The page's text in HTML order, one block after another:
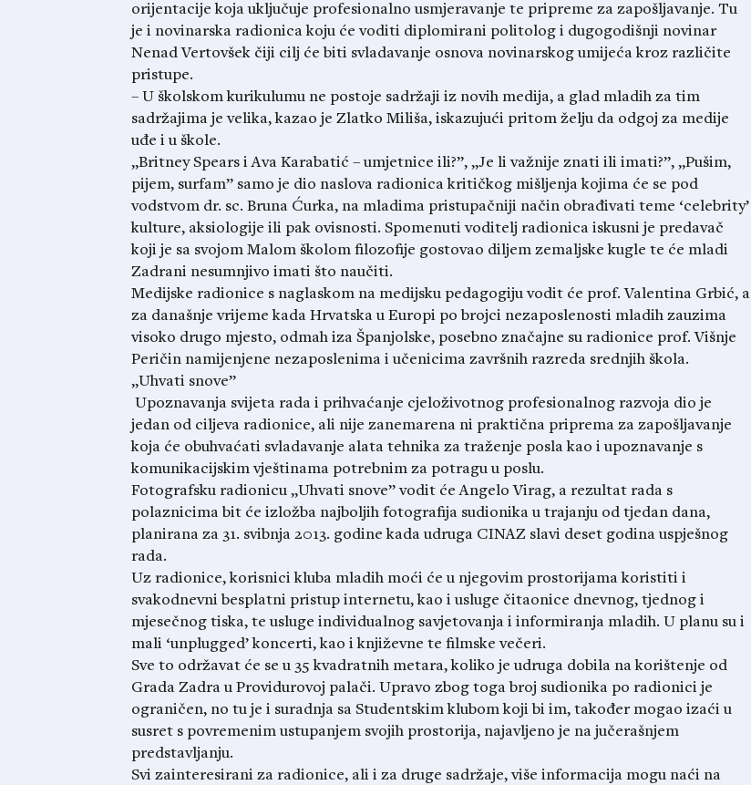
orijentacije koja uključuje profesionalno usmjeravanje te pripreme za zapošljavanje. Tu
je i novinarska radionica koju će voditi diplomirani politolog i dugogodišnji novinar
Nenad Vertovšek čiji cilj će biti svladavanje osnova novinarskog umijeća kroz različite
pristupe.
– U školskom kurikulumu ne postoje sadržaji iz novih medija, a glad mladih za tim
sadržajima je velika, kazao je Zlatko Miliša, iskazujući pritom želju da odgoj za medije
uđe i u škole.
„Britney Spears i Ava Karabatić – umjetnice ili?”, „Je li važnije znati ili imati?”, „Pušim,
pijem, surfam” samo je dio naslova radionica kritičkog mišljenja kojima će se pod
vodstvom dr. sc. Bruna Ćurka, na mladima pristupačniji način obrađivati teme ‘celebrity’
kulture, aksiologije ili pak ovisnosti. Spomenuti voditelj radionica iskusni je predavač
koji je sa svojom Malom školom filozofije gostovao diljem zemaljske kugle te će mladi
Zadrani nesumnjivo imati što naučiti.
Medijske radionice s naglaskom na medijsku pedagogiju vodit će prof. Valentina Grbić, a
za današnje vrijeme kada Hrvatska u Europi po brojci nezaposlenosti mladih zauzima
visoko drugo mjesto, odmah iza Španjolske, posebno značajne su radionice prof. Višnje
Peričin namijenjene nezaposlenima i učenicima završnih razreda srednjih škola.
„Uhvati snove”
Upoznavanja svijeta rada i prihvaćanje cjeloživotnog profesionalnog razvoja dio je
jedan od ciljeva radionice, ali nije zanemarena ni praktična priprema za zapošljavanje
koja će obuhvaćati svladavanje alata tehnika za traženje posla kao i upoznavanje s
komunikacijskim vještinama potrebnim za potragu u poslu.
Fotografsku radionicu „Uhvati snove” vodit će Angelo Virag, a rezultat rada s
polaznicima bit će izložba najboljih fotografija sudionika u trajanju od tjedan dana,
planirana za 31. svibnja 2013. godine kada udruga CINAZ slavi deset godina uspješnog
rada.
Uz radionice, korisnici kluba mladih moći će u njegovim prostorijama koristiti i
svakodnevni besplatni pristup internetu, kao i usluge čitaonice dnevnog, tjednog i
mjesečnog tiska, te usluge individualnog savjetovanja i informiranja mladih. U planu su i
mali ‘unplugged’ koncerti, kao i književne te filmske večeri.
Sve to održavat će se u 35 kvadratnih metara, koliko je udruga dobila na korištenje od
Grada Zadra u Providurovoj palači. Upravo zbog toga broj sudionika po radionici je
ograničen, no tu je i suradnja sa Studentskim klubom koji bi im, također mogao izaći u
susret s povremenim ustupanjem svojih prostorija, najavljeno je na jučerašnjem
predstavljanju.
Svi zainteresirani za radionice, ali i za druge sadržaje, više informacija mogu naći na